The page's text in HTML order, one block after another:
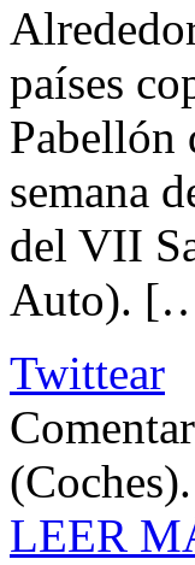
países
Pabellón
semana
del VII
Auto).
Twittear
LEER